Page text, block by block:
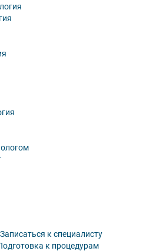
Записаться к специалисту
к процедурам